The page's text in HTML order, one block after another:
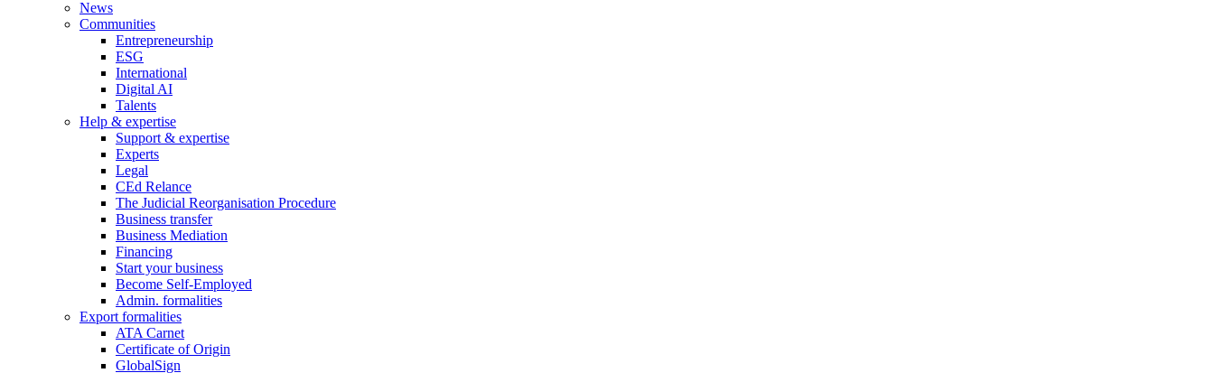
News
Communities
Entrepreneurship
ESG
International
Digital AI
Talents
Help & expertise
Support & expertise
Experts
Legal
CEd Relance
The Judicial Reorganisation Procedure
Business transfer
Business Mediation
Financing
Start your business
Become Self-Employed
Admin. formalities
Export formalities
ATA Carnet
Certificate of Origin
GlobalSign